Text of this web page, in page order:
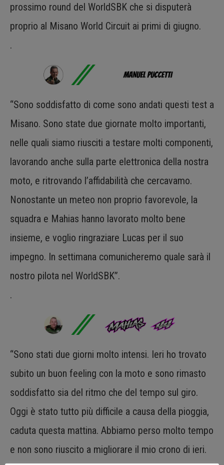
prossimo round del WorldSBK che si disputerà
proprio al Misano World Circuit ai primi di giugno.
.
“Sono soddisfatto di come sono andati questi test a
Misano. Sono state due giornate molto importanti,
nelle quali siamo riusciti a testare molti componenti,
lavorando anche sulla parte elettronica della nostra
moto, e ritrovando l’affidabilità che cercavamo.
Nonostante un meteo non proprio favorevole, la
squadra e Mahias hanno lavorato molto bene
insieme, e voglio ringraziare Lucas per il suo
impegno. In settimana comunicheremo quale sarà il
nostro pilota nel WorldSBK”.
.
“Sono stati due giorni molto intensi. Ieri ho trovato
subito un buon feeling con la moto e sono rimasto
soddisfatto sia del ritmo che del tempo sul giro.
Oggi è stato tutto più difficile a causa della pioggia,
caduta questa mattina. Abbiamo perso molto tempo
e non sono riuscito a migliorare il mio crono di ieri.